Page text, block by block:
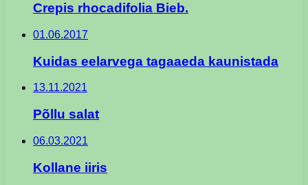
Crepis rhocadifolia Bieb.
01.06.2017
Kuidas eelarvega tagaaeda kaunistada
13.11.2021
Põllu salat
06.03.2021
Kollane iiris